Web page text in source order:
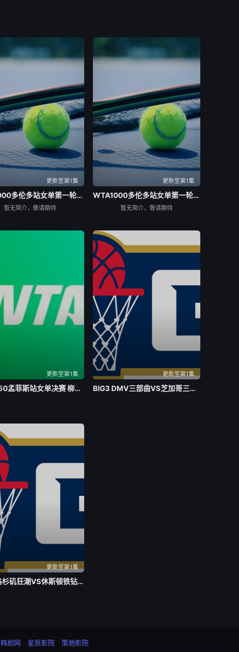
更新至第1集
WTA1000多伦多站女单第一轮：博尔特VS克罗斯
暂无简介，敬请期待
更新至第1集
WTA1000多伦多站女单第一轮：巴图科娃VS安德莱斯库
暂无简介，敬请期待
更新至第1集
WTA250孟菲斯站女单决赛 柳托娃VS维德马诺娃20260803
更新至第1集
BIG3 DMV三部曲VS芝加哥三雄20260803
更新至第1集
BIG3 洛杉矶狂潮VS休斯顿铁钻20260803
韩剧网 星辰影院 策驰影院